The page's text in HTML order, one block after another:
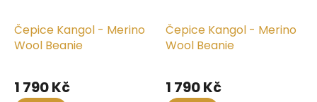
Čepice Kangol - Merino
Wool Beanie
1 790 Kč
Čepice Kangol - Merino
Wool Beanie
1 790 Kč